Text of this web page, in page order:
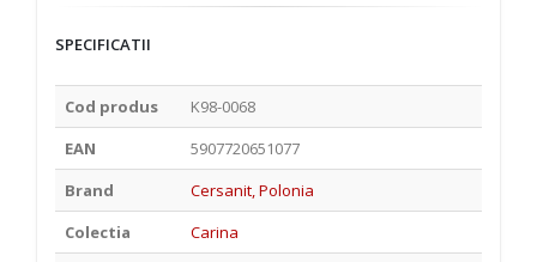
SPECIFICATII
Cod produs
K98-0068
EAN
5907720651077
Brand
Cersanit, Polonia
Colectia
Carina